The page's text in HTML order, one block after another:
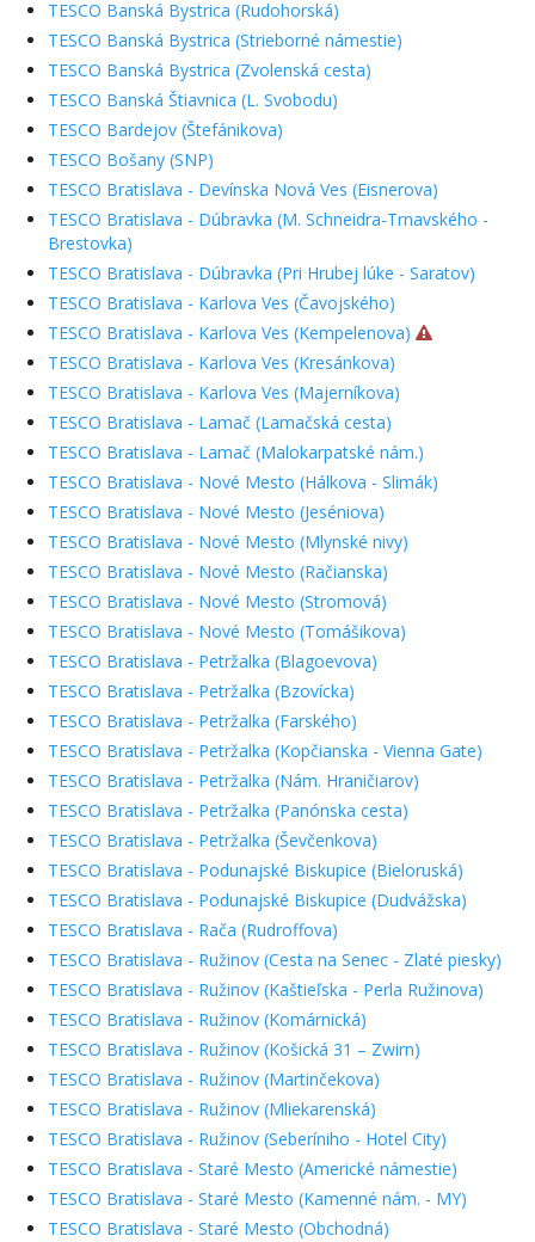
TESCO Banská Bystrica (Rudohorská)
TESCO Banská Bystrica (Strieborné námestie)
TESCO Banská Bystrica (Zvolenská cesta)
TESCO Banská Štiavnica (L. Svobodu)
TESCO Bardejov (Štefánikova)
TESCO Bošany (SNP)
TESCO Bratislava - Devínska Nová Ves (Eisnerova)
TESCO Bratislava - Dúbravka (M. Schneidra-Trnavského -
Brestovka)
TESCO Bratislava - Dúbravka (Pri Hrubej lúke - Saratov)
TESCO Bratislava - Karlova Ves (Čavojského)
TESCO Bratislava - Karlova Ves (Kempelenova)
TESCO Bratislava - Karlova Ves (Kresánkova)
TESCO Bratislava - Karlova Ves (Majerníkova)
TESCO Bratislava - Lamač (Lamačská cesta)
TESCO Bratislava - Lamač (Malokarpatské nám.)
TESCO Bratislava - Nové Mesto (Hálkova - Slimák)
TESCO Bratislava - Nové Mesto (Jeséniova)
TESCO Bratislava - Nové Mesto (Mlynské nivy)
TESCO Bratislava - Nové Mesto (Račianska)
TESCO Bratislava - Nové Mesto (Stromová)
TESCO Bratislava - Nové Mesto (Tomášikova)
TESCO Bratislava - Petržalka (Blagoevova)
TESCO Bratislava - Petržalka (Bzovícka)
TESCO Bratislava - Petržalka (Farského)
TESCO Bratislava - Petržalka (Kopčianska - Vienna Gate)
TESCO Bratislava - Petržalka (Nám. Hraničiarov)
TESCO Bratislava - Petržalka (Panónska cesta)
TESCO Bratislava - Petržalka (Ševčenkova)
TESCO Bratislava - Podunajské Biskupice (Bieloruská)
TESCO Bratislava - Podunajské Biskupice (Dudvážska)
TESCO Bratislava - Rača (Rudroffova)
TESCO Bratislava - Ružinov (Cesta na Senec - Zlaté piesky)
TESCO Bratislava - Ružinov (Kaštieľska - Perla Ružinova)
TESCO Bratislava - Ružinov (Komárnická)
TESCO Bratislava - Ružinov (Košická 31 – Zwirn)
TESCO Bratislava - Ružinov (Martinčekova)
TESCO Bratislava - Ružinov (Mliekarenská)
TESCO Bratislava - Ružinov (Seberíniho - Hotel City)
TESCO Bratislava - Staré Mesto (Americké námestie)
TESCO Bratislava - Staré Mesto (Kamenné nám. - MY)
TESCO Bratislava - Staré Mesto (Obchodná)